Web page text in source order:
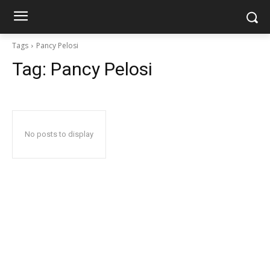
Tags Pancy Pelosi
Tag: Pancy Pelosi
No posts to display